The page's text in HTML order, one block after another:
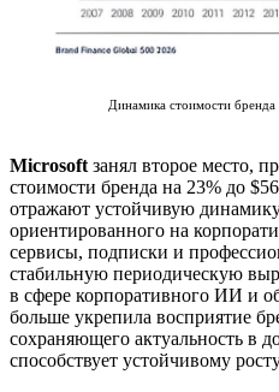
Динамика стоимости
Microsoft занял второе место,
стоимости бренда на 23% до
отражают устойчивую
ориентированного на
сервисы, подписки и
стабильную периодическую
в сфере корпоративного ИИ и
больше укрепила восприятие
сохраняющего актуальность в
способствует устойчивому